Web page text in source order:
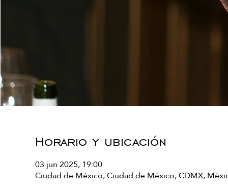
Horario y ubicación
03 jun 2025, 19:00
Ciudad de México, Ciudad de México, CDMX,